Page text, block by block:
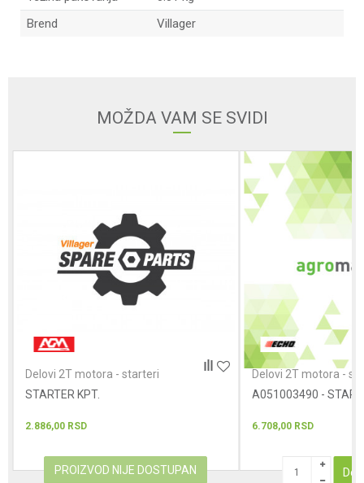
Brend
Villager
MOŽDA VAM SE SVIDI
Delovi 2T motora - starteri
STARTER KPT.
2.886,00 RSD
PROIZVOD NIJE DOSTUPAN
Delovi 2T motora -
A051003490 -
6.708,00 RSD